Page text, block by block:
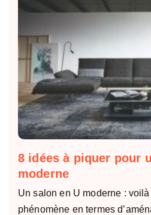
8 idées à piquer pour
moderne
Un salon en U moderne :
phénomène en termes